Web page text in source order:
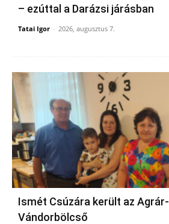
– ezúttal a Darázsi járásban
Tatai Igor - 2026, augusztus 7.
Ismét Csúzára került az Agrár-
Vándorbölcső